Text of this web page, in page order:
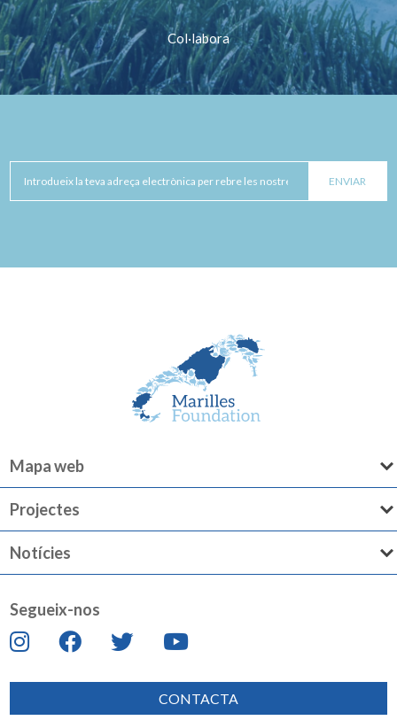
Col·labora
Mapa web
Projectes
Notícies
Segueix-nos
CONTACTA